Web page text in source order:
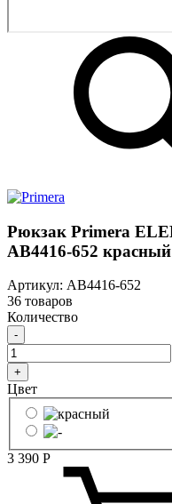
Рюкзак Primera
AB4416-652 красный
Артикул: AB4416-652
36 товаров
Количество
-
+
Цвет
3 390 Р